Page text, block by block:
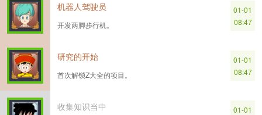
机器人驾驶员
开发两脚步行机。
01-01
08:47
研究的开始
首次解锁Z大全的项目。
01-01
08:47
收集知识当中
01-01